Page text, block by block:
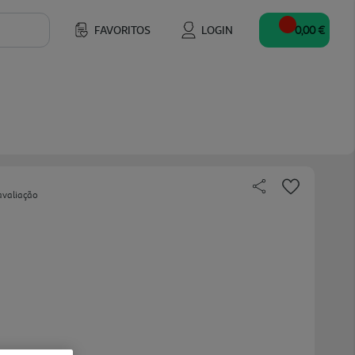
FAVORITOS LOGIN 0,00 €